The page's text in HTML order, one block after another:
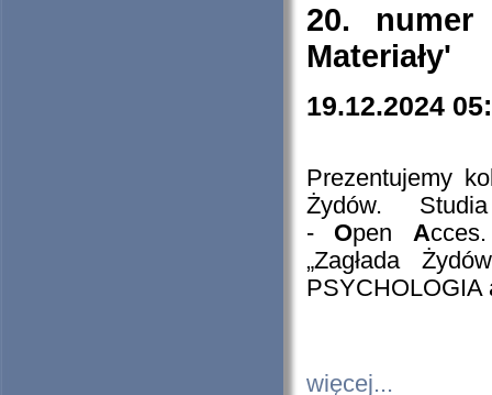
20. numer
Materiały'
19.12.2024
Prezentujemy
Żydów.
- Open A
„Zagłada
PSYCHOLOGIA
więcej...